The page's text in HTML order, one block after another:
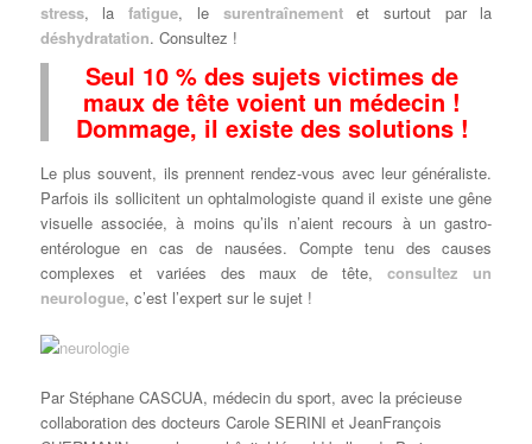
stress, lafatigue, le surentraînementet surtout par la
déshydratation. Consultez !
Seul 10 % des sujets victimes de
maux de tête voient un médecin !
Dommage, il existe des solutions !
Le plus souvent, ils prennent rendez-vous avec leur généraliste.
Parfois ils sollicitent un ophtalmologiste quand il existe une gêne
visuelle associée, à moins qu’ils n’aient recours à un gastro-
entérologue en cas de nausées. Compte tenu des causes
complexes et variées des maux de tête,consultez un
neurologue, c’est l’expert sur le sujet !
Par Stéphane CASCUA, médecin du sport, avec la précieuse
collaboration des docteurs Carole SERINI et Jean­François